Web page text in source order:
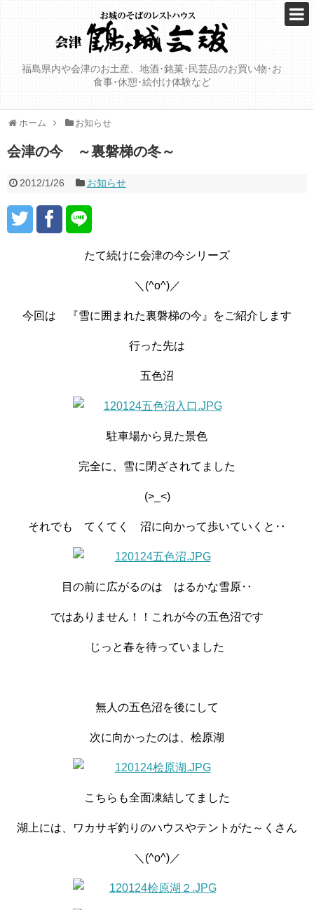
福島県内や会津のお土産、地酒･銘菓･民芸品のお買い物･お
食事･休憩･絵付け体験など
ホーム お知らせ
会津の今 ～裏磐梯の冬～
2012/1/26 お知らせ
たて続けに会津の今シリーズ
＼(^o^)／
今回は 『雪に囲まれた裏磐梯の今』をご紹介します
行った先は
五色沼
駐車場から見た景色
完全に、雪に閉ざされてました
(>_<)
それでも てくてく 沼に向かって歩いていくと‥
目の前に広がるのは はるかな雪原‥
ではありません！！これが今の五色沼です
じっと春を待っていました
無人の五色沼を後にして
次に向かったのは、桧原湖
こちらも全面凍結してました
湖上には、ワカサギ釣りのハウスやテントがた～くさん
＼(^o^)／